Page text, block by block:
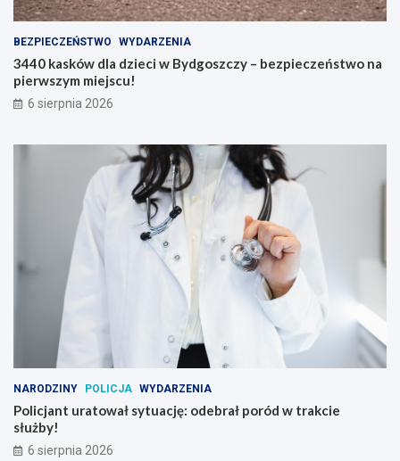
BEZPIECZEŃSTWO WYDARZENIA
3440 kasków dla dzieci w Bydgoszczy – bezpieczeństwo na
pierwszym miejscu!
6 sierpnia 2026
NARODZINY POLICJA WYDARZENIA
Policjant uratował sytuację: odebrał poród w trakcie
służby!
6 sierpnia 2026